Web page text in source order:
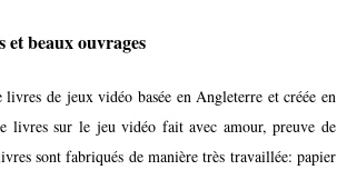
beaux ouvrages
de jeux vidéo basée en Angleterre et créée en
livres sur le jeu vidéo fait avec amour, preuve de
sont fabriqués de manière très travaillée: papier